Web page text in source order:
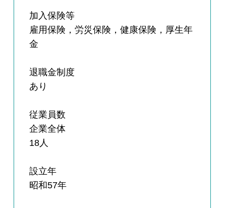
加入保険等
雇用保険，労災保険，健康保険，厚生年
金
退職金制度
あり
従業員数
企業全体
18人
設立年
昭和57年